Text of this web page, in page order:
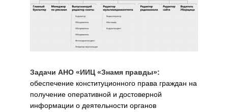
Задачи АНО «ИИЦ «Знамя правды»:
обеспечение конституционного права граждан на
получение оперативной и достоверной
информации о деятельности органов